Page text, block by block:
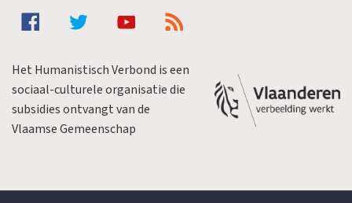
Het Humanistisch Verbond is een
sociaal-culturele organisatie die
subsidies ontvangt van de
Vlaamse Gemeenschap